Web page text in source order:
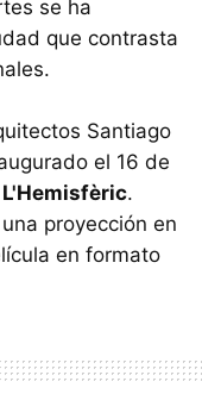
se ha
que contrasta
Santiago
el 16 de
L'Hemisfèric.
proyección en
en formato